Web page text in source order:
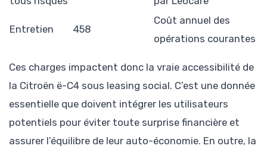
Entretien 458
Coût annuel des
opérations courantes
Ces charges impactent donc la vraie accessibilité de
la Citroën ë-C4 sous leasing social. C’est une donnée
essentielle que doivent intégrer les utilisateurs
potentiels pour éviter toute surprise financière et
assurer l’équilibre de leur auto-économie. En outre, la